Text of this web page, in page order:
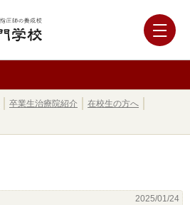
卒業生治療院紹介
在校生の方へ
2025/01/24